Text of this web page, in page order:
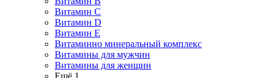
Витамин C
Витамин D
Витамин E
Витаминно минеральный комплекс
Витамины для мужчин
Витамины для женщин
Ещё 1